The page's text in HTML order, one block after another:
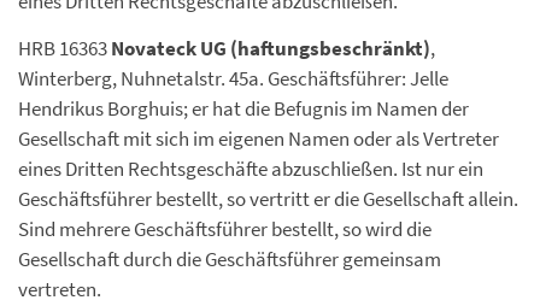
HRB 16363Novateck UG (haftungsbeschränkt),
Winterberg, Nuhnetalstr. 45a. Geschäftsführer: Jelle
Hendrikus Borghuis; er hat die Befugnis im Namen der
Gesellschaft mit sich im eigenen Namen oder als Vertreter
eines Dritten Rechtsgeschäfte abzuschließen. Ist nur ein
Geschäftsführer bestellt, so vertritt er die Gesellschaft allein.
Sind mehrere Geschäftsführer bestellt, so wird die
Gesellschaft durch die Geschäftsführer gemeinsam
vertreten.